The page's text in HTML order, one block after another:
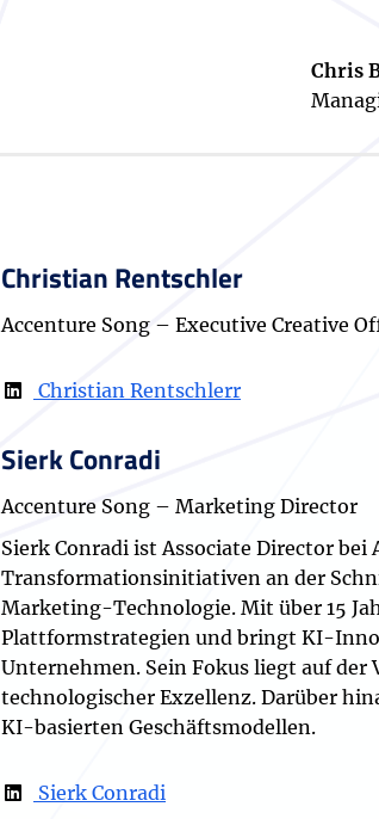
Chris
Christian Rentschler
Accenture Song – Executive Creative
Christian Rentschlerr
Sierk Conradi
Accenture Song – Marketing Director
Sierk Conradi ist Associate Director
Transformationsinitiativen an der
Marketing-Technologie. Mit über 15
Plattformstrategien und bringt KI-
Unternehmen. Sein Fokus liegt auf
technologischer Exzellenz. Darüber
KI-basierten Geschäftsmodellen.
Sierk Conradi